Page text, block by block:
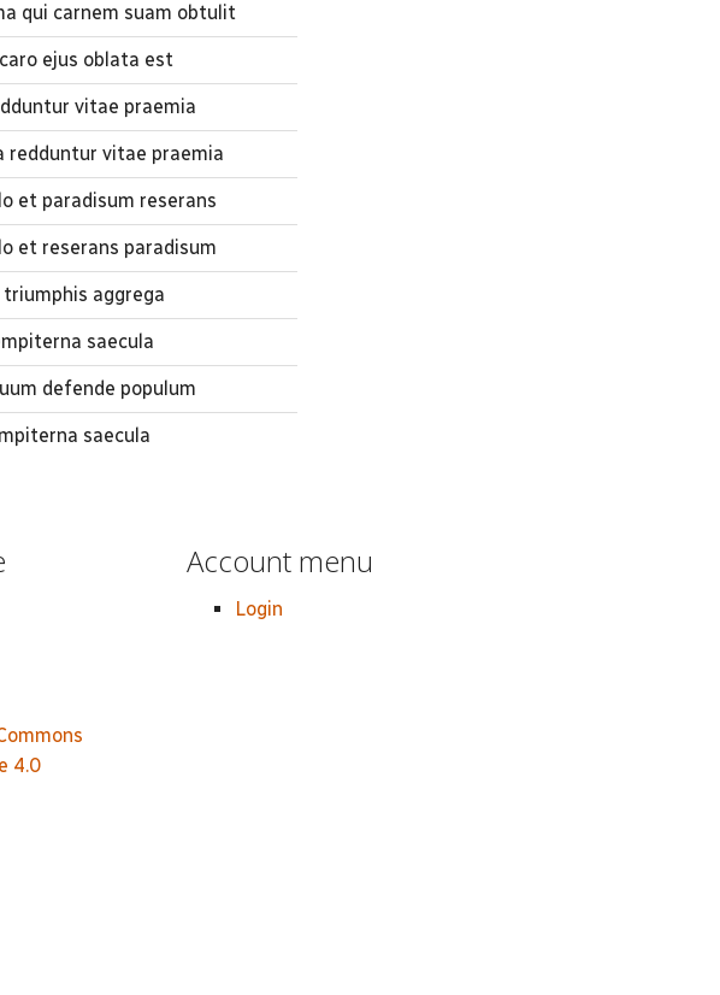
qui carnem suam obtulit
ejus oblata est
vitae praemia
redduntur vitae praemia
et paradisum reserans
et reserans paradisum
aggrega
saecula
defende populum
saecula
4.0
Account menu
Login